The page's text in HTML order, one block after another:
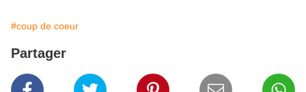
#coup de coeur
Partager